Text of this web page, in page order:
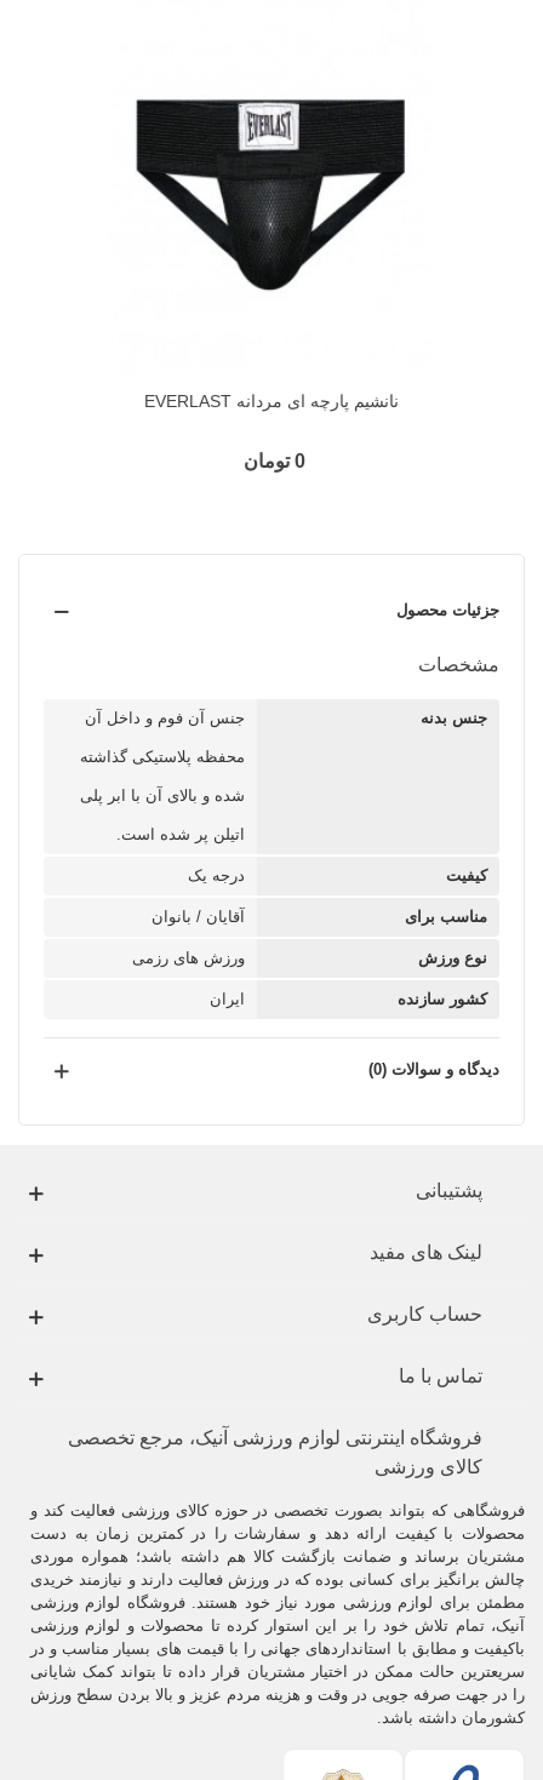
نانشیم پارچه ای مردانه EVERLAST
0 تومان
جزئیات محصول
مشخصات
جنس بدنه جنس آن فوم و داخل آن
محفظه پلاستیکی گذاشته
شده و بالای آن با ابر پلی
اتیلن پر شده است.
کیفیت درجه یک
مناسب برای آقایان / بانوان
نوع ورزش ورزش های رزمی
کشور سازنده ایران
دیدگاه و سوالات (0)
پشتیبانی
لینک های مفید
حساب کاربری
تماس با ما
فروشگاه اینترنتی لوازم ورزشی آنیک، مرجع تخصصی
کالای ورزشی
فروشگاهی که بتواند بصورت تخصصی در حوزه کالای ورزشی فعالیت کند و
محصولات با کیفیت ارائه دهد و سفارشات را در کمترین زمان به دست
مشتریان برساند و ضمانت بازگشت کالا هم داشته باشد؛ همواره موردی
چالش برانگیز برای کسانی بوده که در ورزش فعالیت دارند و نیازمند خریدی
مطمئن برای لوازم ورزشی مورد نیاز خود هستند. فروشگاه لوازم ورزشی
آنیک، تمام تلاش خود را بر این استوار کرده تا محصولات و لوازم ورزشی
باکیفیت و مطابق با استانداردهای جهانی را با قیمت های بسیار مناسب و در
سریعترین حالت ممکن در اختیار مشتریان قرار داده تا بتواند کمک شایانی
را در جهت صرفه جویی در وقت و هزینه مردم عزیز و بالا بردن سطح ورزش
کشورمان داشته باشد.